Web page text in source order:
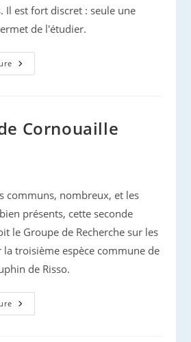
Il est fort discret : seule une
de l'étudier.
Bienvenue
À
Cornouaille
communs, nombreux, et les
présents, cette seconde
le Groupe de Recherche sur les
la troisième espèce commune de
de Risso.
Dauphins
De